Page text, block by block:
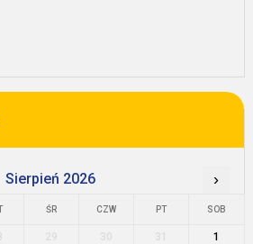
Sierpień 2026 ›
ŚR CZW PT SOB
1